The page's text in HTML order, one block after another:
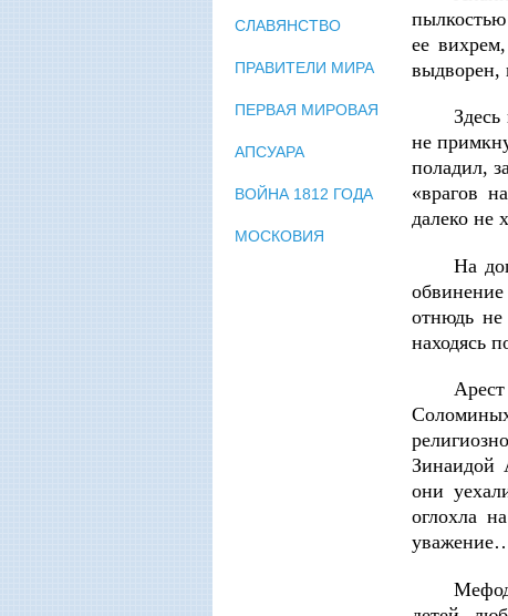
ее
выдворен,
не
поладил,
«врагов
далеко не
На
отнюдь
находясь
Зинаидой
они
оглохла
СЛАВЯНСТВО
ПРАВИТЕЛИ МИРА
ПЕРВАЯ МИРОВАЯ
АПСУАРА
ВОЙНА 1812 ГОДА
МОСКОВИЯ